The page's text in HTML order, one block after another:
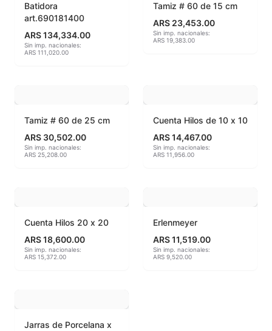
Kingtsugi
Ladrillos aislantes para horno
Maquinarias
Material de laboratorio
MAYCO CLEAR GLAZES
Batidora
art.690181400
ARS 134,334.00
Sin imp. nacionales:
ARS 111,020.00
Tamiz # 60 de 15 cm
ARS 23,453.00
Sin imp. nacionales:
ARS 19,383.00
Tamiz # 60 de 25 cm
ARS 30,502.00
Sin imp. nacionales:
ARS 25,208.00
Cuenta Hilos de 10 x 10
ARS 14,467.00
Sin imp. nacionales:
ARS 11,956.00
Cuenta Hilos 20 x 20
ARS 18,600.00
Sin imp. nacionales:
ARS 15,372.00
Erlenmeyer
ARS 11,519.00
Sin imp. nacionales:
ARS 9,520.00
Jarras de Porcelana x